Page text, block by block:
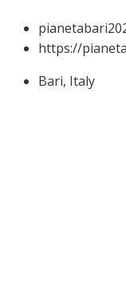
https://
Bari, Italy